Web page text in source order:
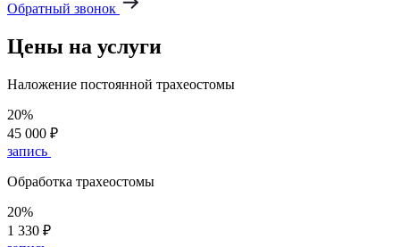
Обратный звонок
Цены на услуги
Наложение постоянной трахеостомы
20%
45 000 ₽
запись
Обработка трахеостомы
20%
1 330 ₽